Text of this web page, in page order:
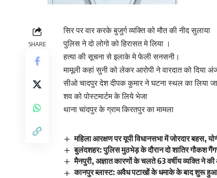
SHARE
सिर पर वार करके बुजुर्ग व्यक्ति को मौत की नीद सुलाया
पुलिस ने दो लोगो को हिरासत मे लिया ।
हत्या की सूचना से इलाके मे फेली सनसनी।
मामूली कहां सुनी को लेकर आरोपी ने वारदात को दिया
सीओ चादपुर देश दीपक कुमार ने घटना स्थल का लिया
शव को पोस्टमार्टम के लिये भेजा
थाना चांदपुर के ग्राम किरतपुर का मामला
महिला आरक्षण पर यूपी विधानसभा में जोरदार
बुलंदशहर: पुलिस मुठभेड़ के दौरान दो शातिर गौकश
मैनपुरी, अज्ञात कारणों के चलते 63 वर्षीय व्यक्ति ने
कानपुर ब्लास्ट: अवैध पटाखों के धमाके के बाद शुरू